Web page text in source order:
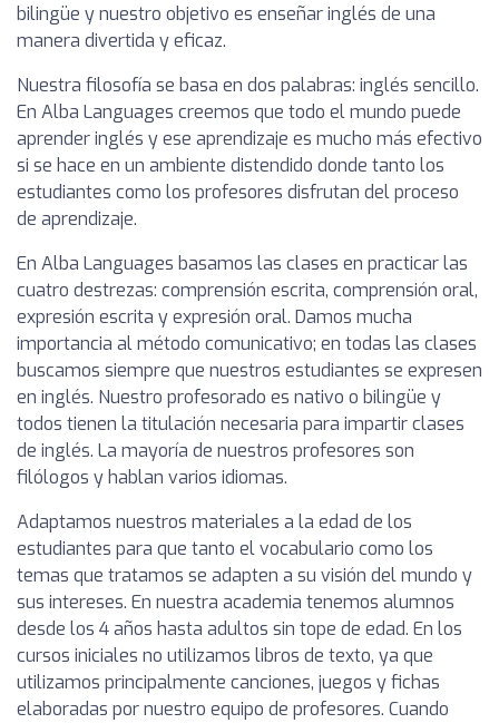
bilingüe y nuestro objetivo es enseñar inglés de una
manera divertida y eficaz.
Nuestra filosofía se basa en dos palabras: inglés sencillo.
En Alba Languages creemos que todo el mundo puede
aprender inglés y ese aprendizaje es mucho más efectivo
si se hace en un ambiente distendido donde tanto los
estudiantes como los profesores disfrutan del proceso
de aprendizaje.
En Alba Languages basamos las clases en practicar las
cuatro destrezas: comprensión escrita, comprensión oral,
expresión escrita y expresión oral. Damos mucha
importancia al método comunicativo; en todas las clases
buscamos siempre que nuestros estudiantes se expresen
en inglés. Nuestro profesorado es nativo o bilingüe y
todos tienen la titulación necesaria para impartir clases
de inglés. La mayoría de nuestros profesores son
filólogos y hablan varios idiomas.
Adaptamos nuestros materiales a la edad de los
estudiantes para que tanto el vocabulario como los
temas que tratamos se adapten a su visión del mundo y
sus intereses. En nuestra academia tenemos alumnos
desde los 4 años hasta adultos sin tope de edad. En los
cursos iniciales no utilizamos libros de texto, ya que
utilizamos principalmente canciones, juegos y fichas
elaboradas por nuestro equipo de profesores. Cuando